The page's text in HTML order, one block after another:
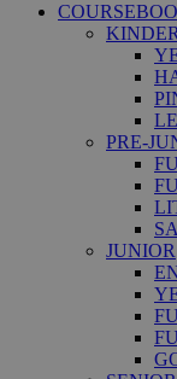
PRE-
JUNIOR